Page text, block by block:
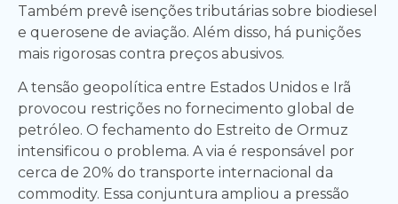
Também prevê isenções tributárias sobre biodiesel
e querosene de aviação. Além disso, há punições
mais rigorosas contra preços abusivos.
A tensão geopolítica entre Estados Unidos e Irã
provocou restrições no fornecimento global de
petróleo. O fechamento do Estreito de Ormuz
intensificou o problema. A via é responsável por
cerca de 20% do transporte internacional da
commodity. Essa conjuntura ampliou a pressão